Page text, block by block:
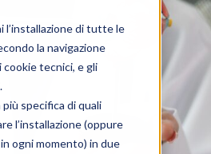
l’installazione di tutte le
la navigazione
tecnici, e gli
specifica di quali
l’installazione (oppure
ogni momento) in due